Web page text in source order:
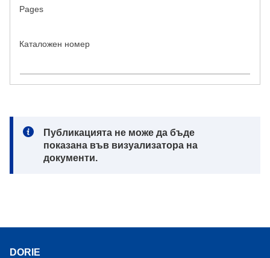
Pages
Каталожен номер
Note:
Публикацията не може да бъде
показана във визуализатора на
документи.
DORIE